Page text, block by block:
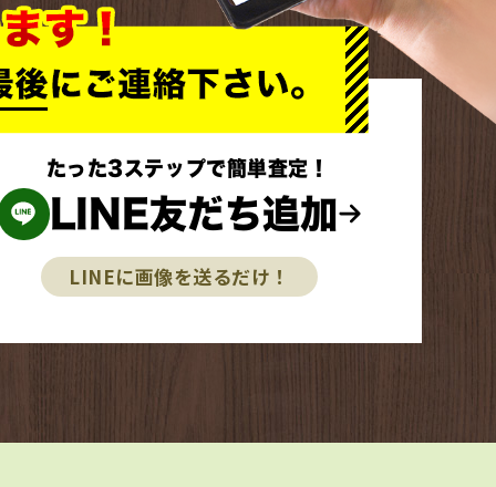
たった3ステップで簡単査定！
LINE友だち追加
LINEに画像を送るだけ！